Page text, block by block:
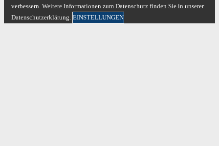
verbessern. Weitere Informationen zum Datenschutz finden Sie in unserer
Datenschutzerklärung. EINSTELLUNGEN